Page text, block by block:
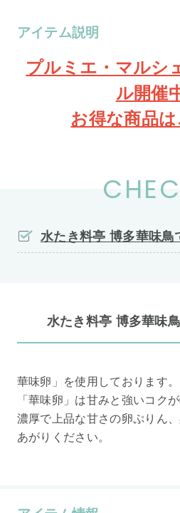
アイテム説明
プルミエ・マルシ
ル開催
お得な商品は
水たき料亭 博多華味鳥
水たき料亭 博多華味
華味卵」を使用しております。
「華味卵」は甘みと強いコク
濃厚で上品な甘さの卵ぷりん
あがりください。